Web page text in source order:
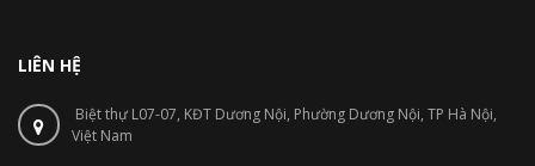
LIÊN HỆ
Biệt thự L07-07, KĐT Dương Nội, Phường Dương Nội, TP Hà Nội,
Việt Nam